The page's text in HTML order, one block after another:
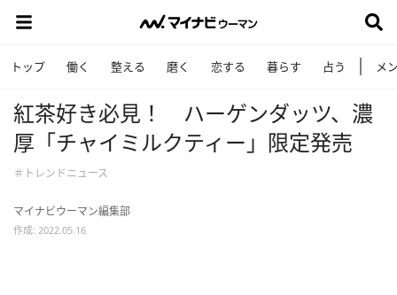
トップ 働く 整える 磨く 恋する 暮らす 占う メ
紅茶好き必見！ ハーゲンダッツ、濃
厚「チャイミルクティー」限定発売
＃トレンドニュース
マイナビウーマン編集部
作成: 2022.05.16